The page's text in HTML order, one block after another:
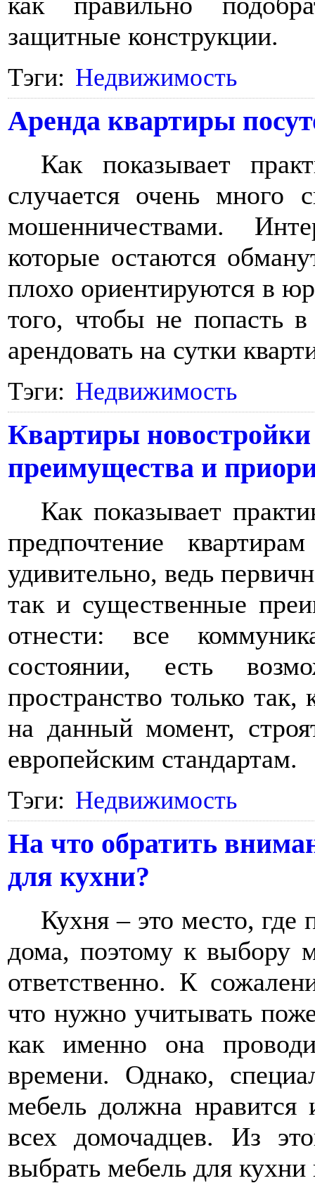
защитные конструкции.
Тэги: Недвижимость
Аренда квартиры
Как показывает
случается очень много
мошенничествами.
которые остаются
плохо ориентируются в
того, чтобы не попасть
арендовать на сутки
Тэги: Недвижимость
Квартиры
преимущества и
Как показывает
предпочтение
удивительно, ведь
так и существенные
отнести: все
состоянии, есть
пространство только
на данный момент,
европейским стандартам.
Тэги: Недвижимость
На что обратить
для кухни?
Кухня – это место, где
дома, поэтому к выбору
ответственно. К
что нужно учитывать
как именно она
времени. Однако,
мебель должна
всех домочадцев. Из
выбрать мебель для